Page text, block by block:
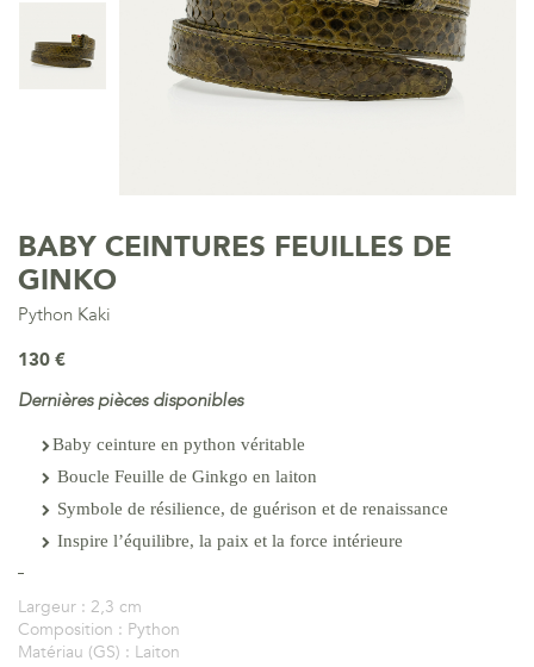
BABY CEINTURES FEUILLES DE
GINKO
Python Kaki
130 €
Dernières pièces disponibles
Baby ceinture en python véritable
Boucle Feuille de Ginkgo en laiton
Symbole de résilience, de guérison et de renaissance
Inspire l’équilibre, la paix et la force intérieure
Largeur : 2,3 cm
Composition : Python
Matériau (GS) : Laiton